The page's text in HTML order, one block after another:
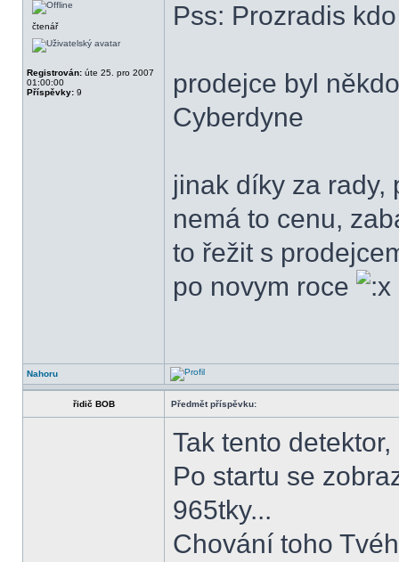
čtenář
Registrován: úte 25. pro 2007
01:00:00
Příspěvky: 9
Pss: Prozradis
prodejce byl
Cyberdyne
jinak díky za rady,
nemá to cenu,
to řežit s
po novym roce
Nahoru
řidič BOB Předmět příspěvku:
Tak tento
Po startu se
965tky...
Chování toho